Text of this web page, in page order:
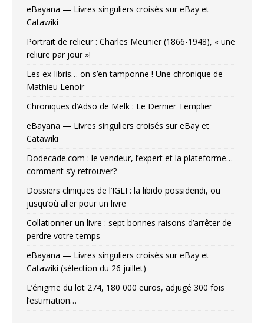
eBayana — Livres singuliers croisés sur eBay et
Catawiki
Portrait de relieur : Charles Meunier (1866-1948), « une
reliure par jour »!
Les ex-libris… on s’en tamponne ! Une chronique de
Mathieu Lenoir
Chroniques d’Adso de Melk : Le Dernier Templier
eBayana — Livres singuliers croisés sur eBay et
Catawiki
Dodecade.com : le vendeur, l’expert et la plateforme…
comment s’y retrouver?
Dossiers cliniques de l’IGLI : la libido possidendi, ou
jusqu’où aller pour un livre
Collationner un livre : sept bonnes raisons d’arrêter de
perdre votre temps
eBayana — Livres singuliers croisés sur eBay et
Catawiki (sélection du 26 juillet)
L’énigme du lot 274, 180 000 euros, adjugé 300 fois
l’estimation…